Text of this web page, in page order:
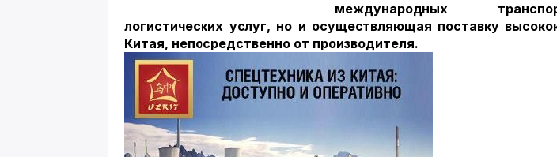
международных
логистических услуг, но и осуществляющая поставку
Китая, непосредственно от производителя.